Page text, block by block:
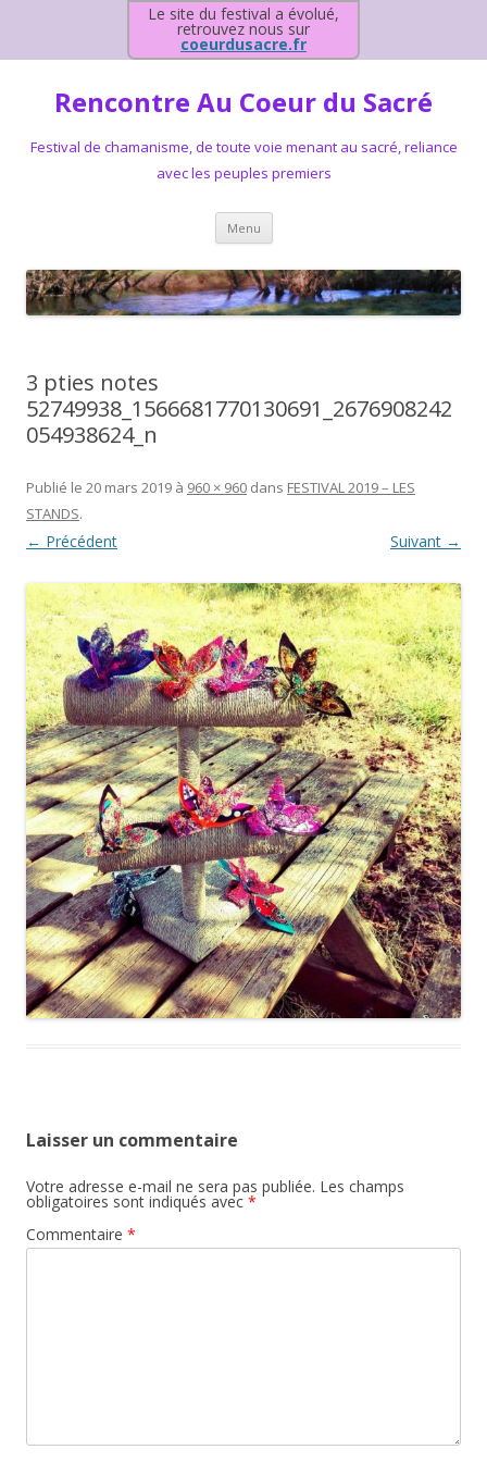
Le site du festival a évolué,
retrouvez nous sur
coeurdusacre.fr
Rencontre Au Coeur du Sacré
Festival de chamanisme, de toute voie menant au sacré, reliance
avec les peuples premiers
Menu Aller au contenu principal
3 pties notes
52749938_1566681770130691_2676908242
054938624_n
Publié le 20 mars 2019 à 960 × 960 dans FESTIVAL 2019 – LES
STANDS.
← Précédent Suivant →
Laisser un commentaire
Votre adresse e-mail ne sera pas publiée. Les champs
obligatoires sont indiqués avec *
Commentaire *